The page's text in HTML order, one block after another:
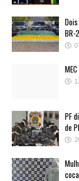
BR-
PF
de